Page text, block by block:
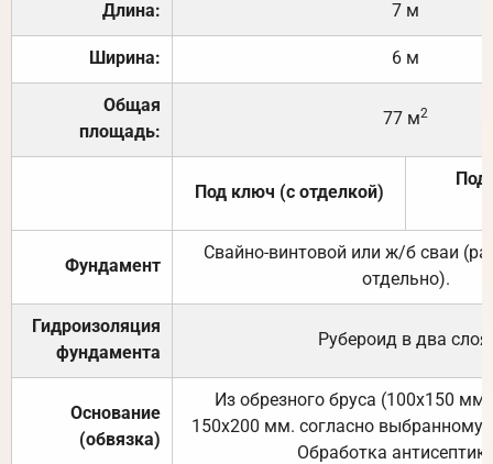
Длина: 7 м
Ширина: 6 м
Общая
площадь:
77 м2
Под ключ (с отделкой)
Под
Фундамент
Свайно-винтовой или ж/б сваи
отдельно).
Гидроизоляция
фундамента
Рубероид в два слоя.
Основание
(обвязка)
Из обрезного бруса (100х150
150х200 мм. согласно выбранному
Обработка